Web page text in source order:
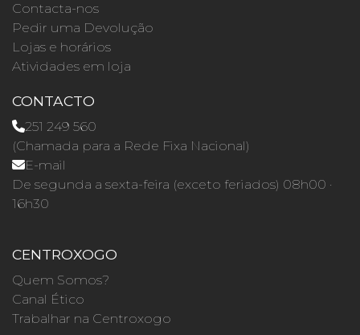
Contacta-nos
Pedir uma Devolução
Lojas e horários
Atividades em loja
CONTACTO
251 249 560
(Chamada para a Rede Fixa Nacional)
E-mail
De segunda a sexta-feira (exceto feriados) 08h00 ·
16h30
CENTROXOGO
Quem Somos?
Canal Ético
Trabalhar na Centroxogo